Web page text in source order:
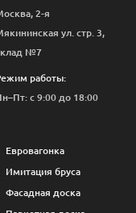
2-я
ул. стр. 3,
№7
работы:
с 9:00 до 18:00
Евровагонка
Имитация бруса
Фасадная доска